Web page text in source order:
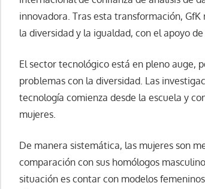
innovadora. Tras esta transformación,
la diversidad y la igualdad, con el apoyo
El sector tecnológico está en pleno auge,
problemas con la diversidad. Las
tecnología comienza desde la escuela y
mujeres.
De manera sistemática, las mujeres son
comparación con sus homólogos
situación es contar con modelos